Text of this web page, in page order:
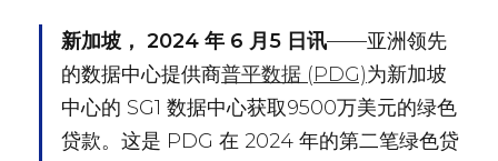
新加坡， 2024 年 6 月5 日讯——亚洲领先
的数据中心提供商普平数据 (PDG)为新加坡
中心的 SG1 数据中心获取9500万美元的绿色
贷款。这是 PDG 在 2024 年的第二笔绿色贷